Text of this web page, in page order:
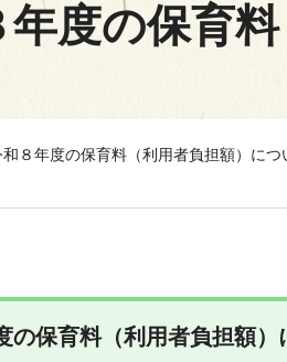
年度の保育
和８年度の保育料（利用者負担額）につ
の保育料（利用者負担額）